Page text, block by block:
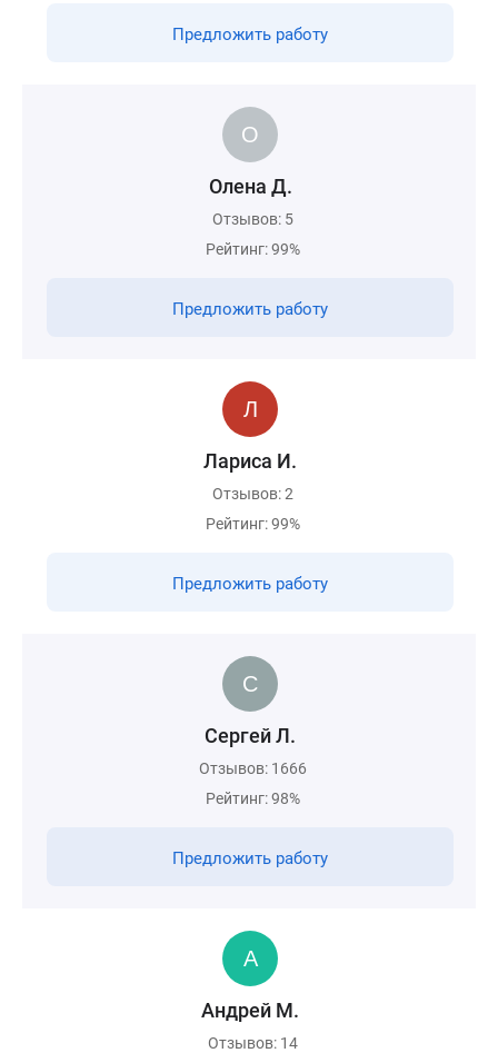
Предложить работу
Олена Д.
Отзывов: 5
Рейтинг: 99%
Предложить работу
Лариса И.
Отзывов: 2
Рейтинг: 99%
Предложить работу
Сергей Л.
Отзывов: 1666
Рейтинг: 98%
Предложить работу
Андрей М.
Отзывов: 14